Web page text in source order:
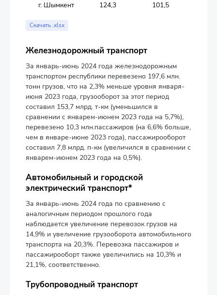
г. Шымкент
124,3 101,5
Скачать .xlsx
Железнодорожный транспорт
За январь-июнь 2024 года железнодорожным
транспортом республики перевезено 197,6 млн.
тонн грузов, что на 2,3% меньше уровня января-
июня 2023 года, грузооборот за этот период
составил 153,7 млрд. т-км (уменьшился в
сравнении с январем-июнем 2023 года на 5,7%),
перевезено 10,3 млн.пассажиров (на 6,6% больше,
чем в январе-июне 2023 года), пассажирооборот
составил 7,8 млрд. п-км (увеличился в сравнении с
январем-июнем 2023 года на 0,5%).
Автомобильный и городской
электрический транспорт*
За январь-июнь 2024 года по сравнению с
аналогичным периодом прошлого года
наблюдается увеличение перевозок грузов на
14,9% и увеличение грузооборота автомобильного
транспорта на 20,3%. Перевозка пассажиров и
пассажирооборт также увеличились на 10,3% и
21,1%, соответственно.
Трубопроводный транспорт